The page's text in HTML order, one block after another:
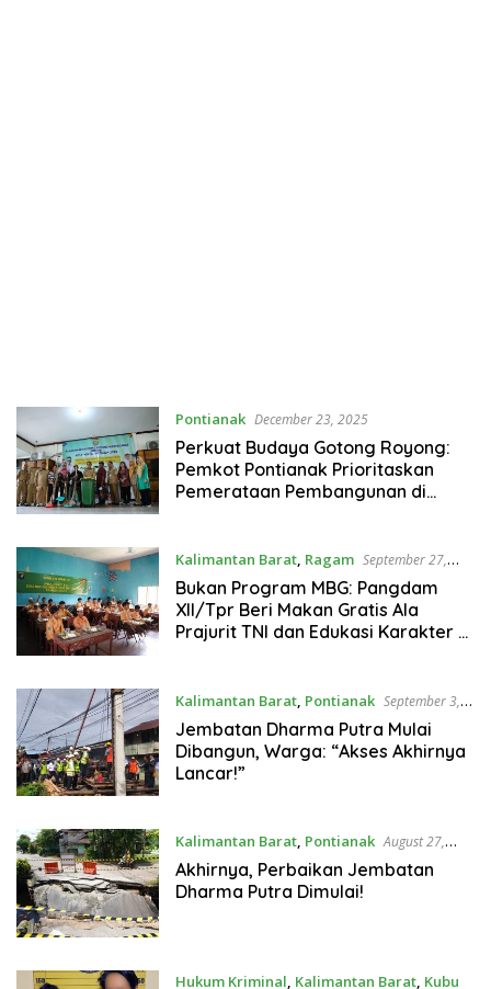
Pontianak December 23, 2025
Perkuat Budaya Gotong Royong:
Pemkot Pontianak Prioritaskan
Pemerataan Pembangunan di
Kalimantan Barat, Ragam September 27,
2025
Bukan Program MBG: Pangdam
XII/Tpr Beri Makan Gratis Ala
Prajurit TNI dan Edukasi Karakter di
Kalimantan Barat, Pontianak September 3,
2025
Jembatan Dharma Putra Mulai
Dibangun, Warga: “Akses Akhirnya
Lancar!”
Kalimantan Barat, Pontianak August 27,
2025
Akhirnya, Perbaikan Jembatan
Dharma Putra Dimulai!
Hukum Kriminal Kalimantan Barat, Kubu